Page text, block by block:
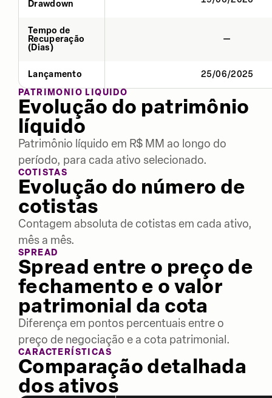
Drawdown
Tempo de
Recuperação
(Dias)
—
Lançamento
25/06/2025
PATRIMÔNIO LÍQUIDO
Evolução do patrimônio
líquido
Patrimônio líquido em R$ MM ao longo do
período, para cada ativo selecionado.
COTISTAS
Evolução do número de
cotistas
Contagem absoluta de cotistas em cada ativo,
mês a mês.
SPREAD
Spread entre o preço de
fechamento e o valor
patrimonial da cota
Diferença em pontos percentuais entre o
preço de negociação e a cota patrimonial.
CARACTERÍSTICAS
Comparação detalhada
dos ativos